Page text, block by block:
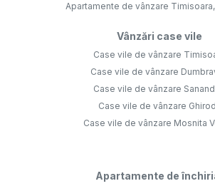
Apartamente de vânzare
Vânzări case vile
Case vile de vânzare
Case vile de vânzare
Case vile de vânzare
Case vile de vânzare
Case vile de vânzare Mosnita
Apartamente de